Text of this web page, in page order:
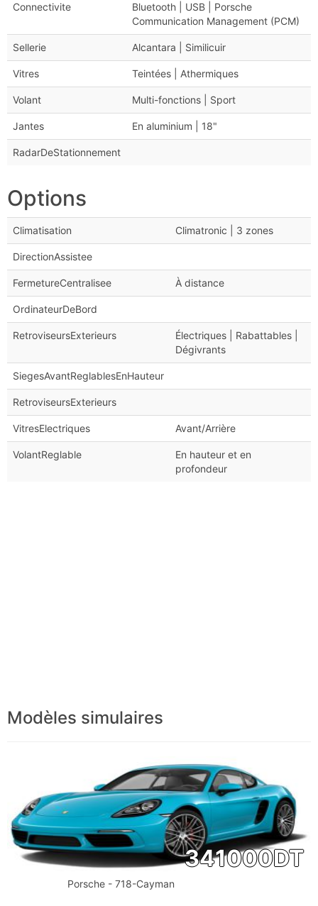
Connectivite
Bluetooth | USB | Porsche
Communication Management (PCM)
Sellerie Alcantara | Similicuir
Vitres Teintées | Athermiques
Volant Multi-fonctions | Sport
Jantes En aluminium | 18"
RadarDeStationnement
Options
Climatisation Climatronic | 3 zones
DirectionAssistee
FermetureCentralisee À distance
OrdinateurDeBord
RetroviseursExterieurs
Électriques | Rabattables |
Dégivrants
SiegesAvantReglablesEnHauteur
RetroviseursExterieurs
VitresElectriques Avant/Arrière
VolantReglable
En hauteur et en
profondeur
Modèles simulaires
341000DT
Porsche - 718-Cayman